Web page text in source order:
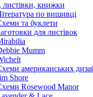
книжки
по вишивці
та буклети
для листівок
Mumm
американських
Shore
Rosewood Manor